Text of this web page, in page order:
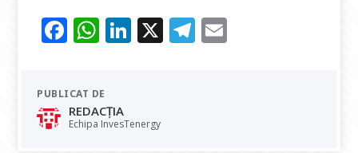
F
e
b
o
W
at
s
A
Li
dI
X T
PUBLICAT DE
REDACȚIA
Echipa InvesTenergy